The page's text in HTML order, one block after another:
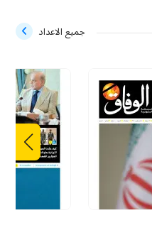
جميع الاعداد